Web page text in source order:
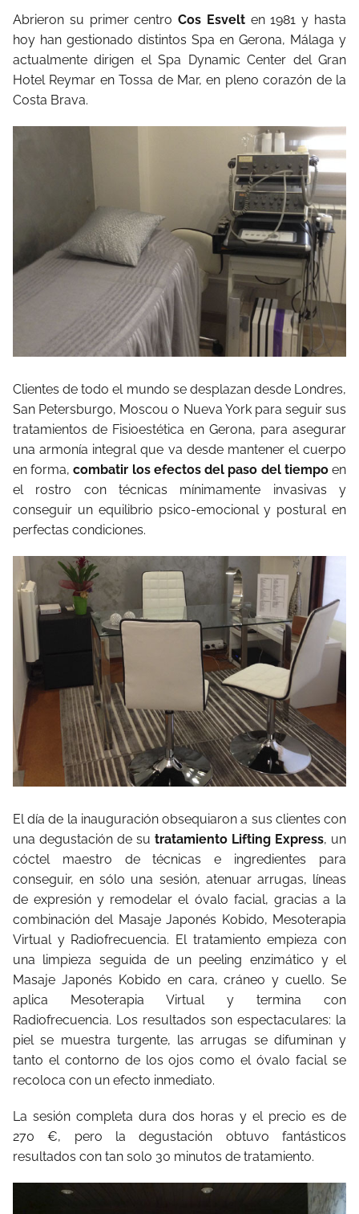
Abrieron su primer centroCos Esvelten 1981 y hasta
hoy han gestionado distintos Spa en Gerona, Málaga y
actualmente dirigen el Spa Dynamic Center del Gran
Hotel Reymar en Tossa de Mar, en pleno corazón de la
Costa Brava.
Clientes de todo el mundo se desplazan desde Londres,
San Petersburgo, Moscou o Nueva York para seguir sus
tratamientos de Fisioestética en Gerona, para asegurar
una armonía integral que va desde mantener el cuerpo
en forma,combatir los efectos del paso del tiempoen
el rostro con técnicas mínimamente invasivas y
conseguir un equilibrio psico-emocional y postural en
perfectas condiciones.
El día de la inauguración obsequiaron a sus clientes con
una degustación de su tratamiento Lifting Express, un
cóctel maestro de técnicas e ingredientes para
conseguir, en sólo una sesión, atenuar arrugas, líneas
de expresión y remodelar el óvalo facial, gracias a la
combinación del Masaje Japonés Kobido, Mesoterapia
Virtual y Radiofrecuencia. El tratamiento empieza con
una limpieza seguida de un peeling enzimático y el
Masaje Japonés Kobido en cara, cráneo y cuello. Se
aplica Mesoterapia Virtual y termina con
Radiofrecuencia. Los resultados son espectaculares: la
piel se muestra turgente, las arrugas se difuminan y
tanto el contorno de los ojos como el óvalo facial se
recoloca con un efecto inmediato.
La sesión completa dura dos horas y el precio es de
270 €, pero la degustación obtuvo fantásticos
resultados con tan solo 30 minutos de tratamiento.